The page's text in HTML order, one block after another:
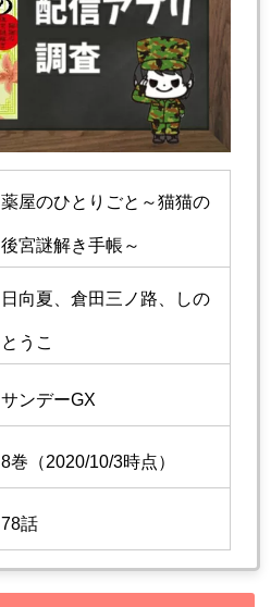
薬屋のひとりごと～猫猫の
後宮謎解き手帳～
日向夏、倉田三ノ路、しの
とうこ
サンデーGX
8巻（2020/10/3時点）
78話